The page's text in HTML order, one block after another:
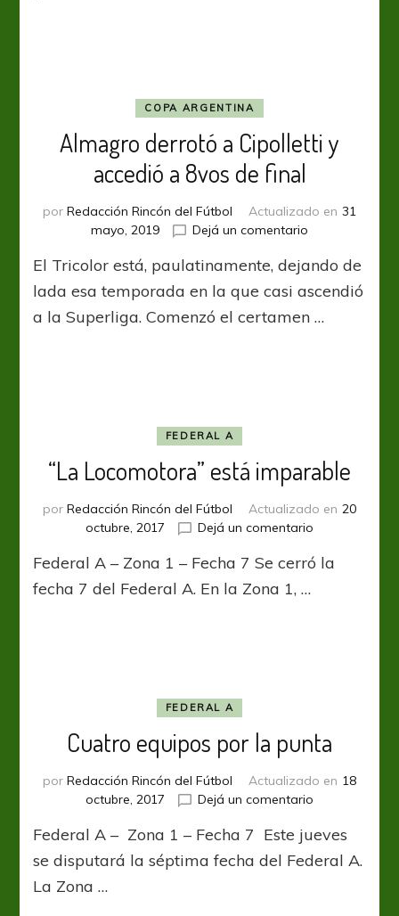
COPA ARGENTINA
Almagro derrotó a Cipolletti y
accedió a 8vos de final
por Redacción Rincón del Fútbol Actualizado en 31
mayo, 2019
Dejá un comentario
derrotó
a
y
El Tricolor está, paulatinamente, dejando de
lada esa temporada en la que casi ascendió
a la Superliga. Comenzó el certamen …
FEDERAL A
“La Locomotora” está imparable
por Redacción Rincón del Fútbol Actualizado en 20
octubre, 2017
Dejá un comentario
Locomotora”
Federal A – Zona 1 – Fecha 7 Se cerró la
fecha 7 del Federal A. En la Zona 1, …
FEDERAL A
Cuatro equipos por la punta
por Redacción Rincón del Fútbol Actualizado en 18
octubre, 2017
Dejá un comentario
equipos
por
Federal A – Zona 1 – Fecha 7 Este jueves
se disputará la séptima fecha del Federal A.
La Zona …